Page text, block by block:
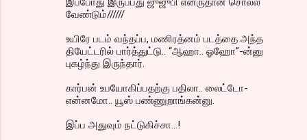
வேண்டும்//////
உயிரே படம் வந்தப்ப, மணிரத்னம் படத்தை அந்த
தியேட்டரில் பார்த்துட்டு.. “ஆஹா.. ஓஹோ”-ன்னு
புகழ்ந்து இருந்தார்.
கார்பன் உபயோகிப்பதற்கு பதிலா.. லைட்டோ-
என்னமோ.. யூஸ் பண்ணுறாங்கன்னு.
இப்ப அதுவும் நட்டுகிச்சா...!